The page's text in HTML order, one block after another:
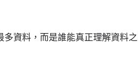
資料，而是誰能真正理解資料之